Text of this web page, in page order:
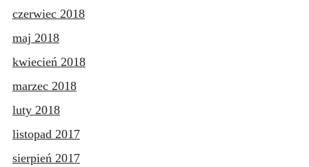
czerwiec 2018
maj 2018
kwiecień 2018
marzec 2018
luty 2018
listopad 2017
sierpień 2017